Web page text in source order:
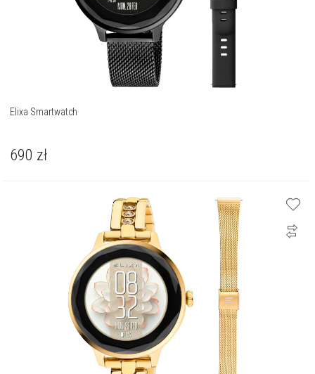
Elixa Smartwatch
690 zł